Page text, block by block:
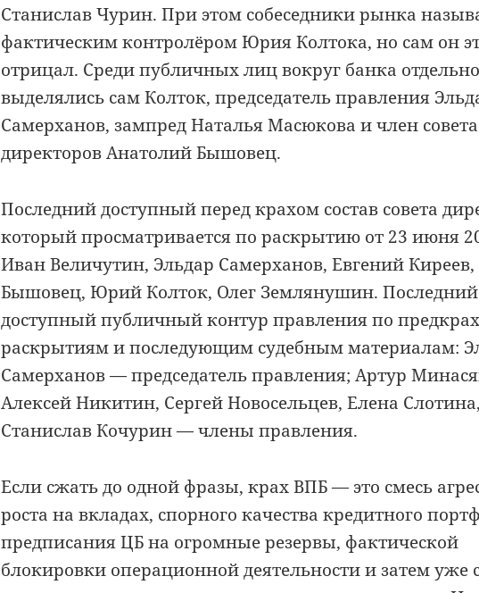
Станислав Чурин. При этом собеседники рынка
фактическим контролёром Юрия Колтока, но сам он
отрицал. Среди публичных лиц вокруг банка отдельно
выделялись сам Колток, председатель правления
Самерханов, зампред Наталья Масюкова и член совета
директоров Анатолий Бышовец.
Последний доступный перед крахом состав совета
который просматривается по раскрытию от 23 июня
Иван Величутин, Эльдар Самерханов, Евгений
Бышовец, Юрий Колток, Олег Землянушин. Последний
доступный публичный контур правления по
раскрытиям и последующим судебным материалам:
Самерханов — председатель правления; Артур
Алексей Никитин, Сергей Новосельцев, Елена Слотина,
Станислав Кочурин — члены правления.
Если сжать до одной фразы, крах ВПБ — это смесь
роста на вкладах, спорного качества кредитного
предписания ЦБ на огромные резервы, фактической
блокировки операционной деятельности и затем уже